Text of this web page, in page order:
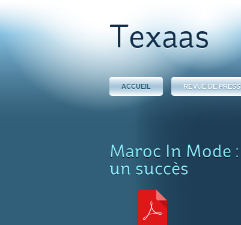
Texaas
ACCUEIL REVUE DE
Maroc In Mode
un succès